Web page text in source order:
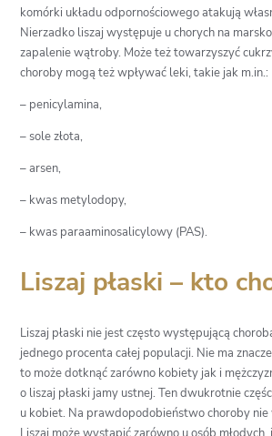
komórki układu odpornościowego atakują
Nierzadko liszaj występuje u chorych na
zapalenie wątroby. Może też towarzyszyć
choroby mogą też wpływać leki, takie jak m.in.:
– penicylamina,
– sole złota,
– arsen,
– kwas metylodopy,
– kwas paraaminosalicylowy (PAS).
Liszaj płaski – kto
Liszaj płaski nie jest często występującą
jednego procenta całej populacji. Nie ma
to może dotknąć zarówno kobiety jak i
o liszaj płaski jamy ustnej. Ten dwukrotnie
u kobiet. Na prawdopodobieństwo choroby